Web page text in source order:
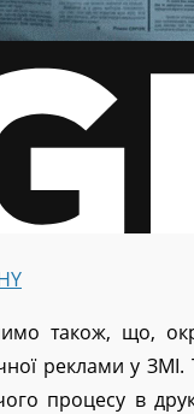
також, що,
реклами у
процесу в